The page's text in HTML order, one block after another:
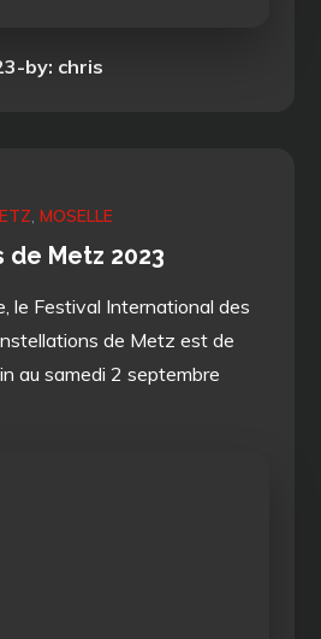
by: chris
MOSELLE
Metz 2023
le Festival International des
de Metz est de
au samedi 2 septembre